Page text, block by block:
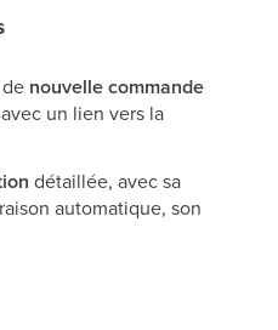
nouvelle commande
un lien vers la
détaillée, avec sa
automatique, son